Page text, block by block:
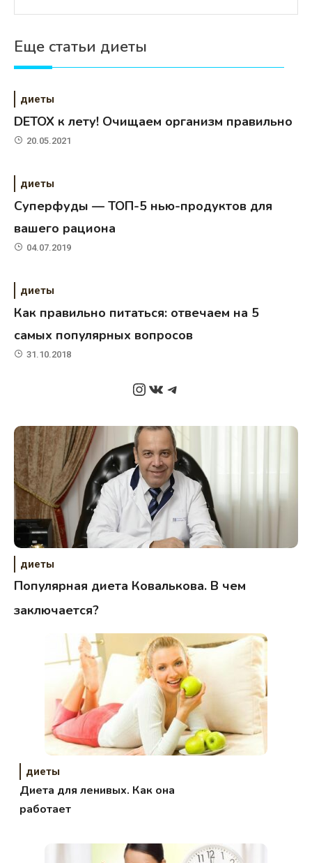
Еще статьи диеты
диеты
DETOX к лету! Очищаем организм правильно
20.05.2021
диеты
Суперфуды — ТОП-5 нью-продуктов для
вашего рациона
04.07.2019
диеты
Как правильно питаться: отвечаем на 5
самых популярных вопросов
31.10.2018
Instagram
ВКонтакте
Telegram
диеты
Популярная диета Ковалькова. В чем
заключается?
диеты
Диета для ленивых. Как она
работает